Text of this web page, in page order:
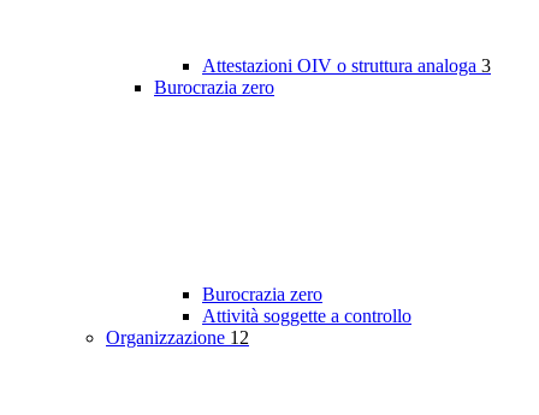
Attestazioni OIV o struttura analoga 3
Burocrazia zero
Burocrazia zero
Attività soggette a controllo
Organizzazione 12